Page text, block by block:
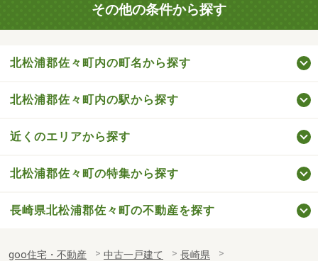
その他の条件から探す
北松浦郡佐々町内の町名から探す
北松浦郡佐々町内の駅から探す
近くのエリアから探す
北松浦郡佐々町の特集から探す
長崎県北松浦郡佐々町の不動産を探す
goo住宅・不動産 中古一戸建て
長崎県